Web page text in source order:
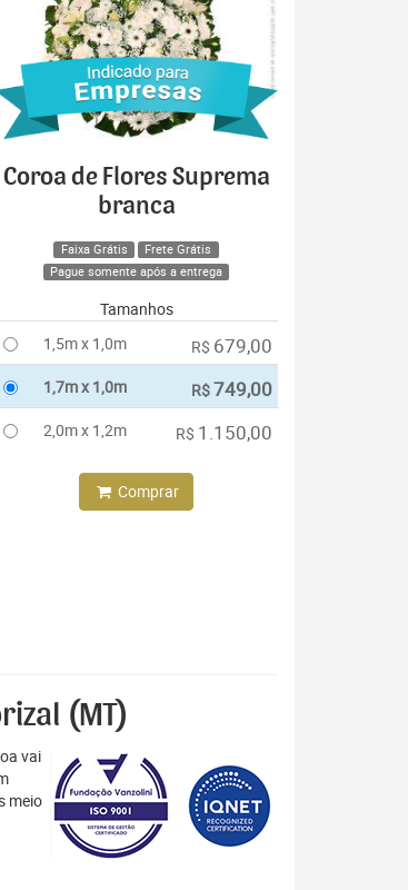
Coroa de Flores Suprema
branca
Faixa Grátis
Frete Grátis
Pague somente após a entrega
Tamanhos
1,5m x 1,0m
R$ 679,00
1,7m x 1,0m R$749,00
2,0m x 1,2m R$ 1.150,00
Comprar
(MT)
vai
meio